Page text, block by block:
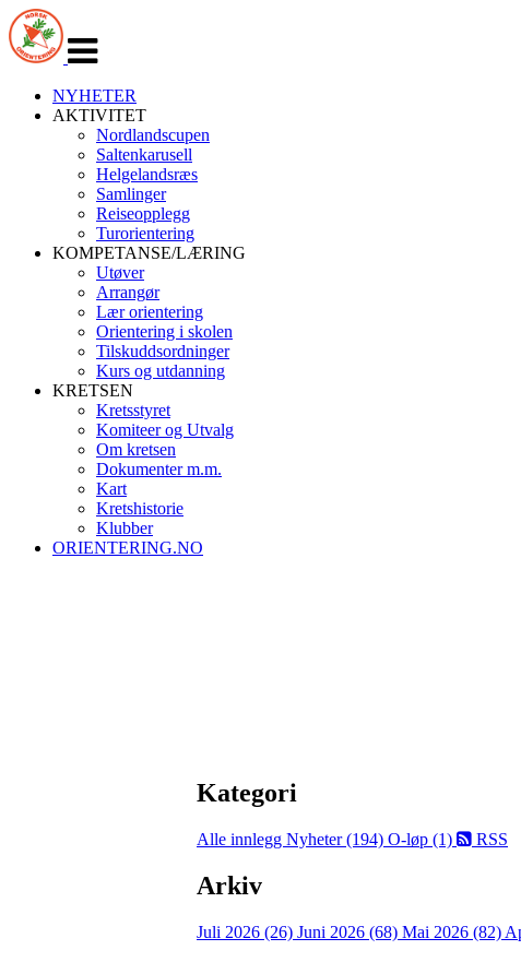
navigasjon
NYHETER
AKTIVITET
Nordlandscupen
Saltenkarusell
Helgelandsræs
Samlinger
Reiseopplegg
Turorientering
KOMPETANSE/LÆRING
Utøver
Arrangør
Lær orientering
Orientering i skolen
Tilskuddsordninger
Kurs og utdanning
KRETSEN
Kretsstyret
Komiteer og Utvalg
Om kretsen
Dokumenter m.m.
Kart
Kretshistorie
Klubber
ORIENTERING.NO
Kategori
Alle innlegg Nyheter (194) O-løp (1) RSS
Arkiv
Juli 2026 (26) Juni 2026 (68) Mai 2026 (82)